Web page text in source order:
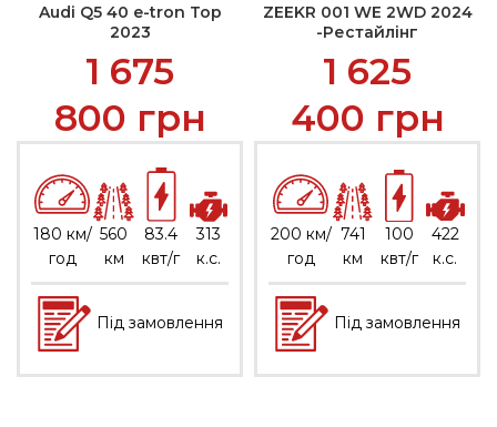
Audi Q5 40 e-tron Top
2023
1 675
800 грн
180 км/
год
560
км
83.4
квт/г
313
к.с.
Під замовлення
ZEEKR 001 WE 2WD 2024
-Рестайлінг
1 625
400 грн
200 км/
год
741
км
100
квт/г
422
к.с.
Під замовлення